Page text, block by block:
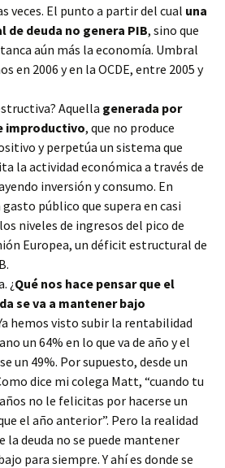
veces. El punto a partir del cual una
de deuda no genera PIB, sino que
aún más la economía. Umbral
en 2006 y en la OCDE, entre 2005 y
Aquella generada por
improductivo, que no produce
y perpetúa un sistema que
la actividad económica a través de
inversión y consumo. En
público que supera en casi
niveles de ingresos del pico de
Europea, un déficit estructural de
¿Qué nos hace pensar que el
se va a mantener bajo
hemos visto subir la rentabilidad
un 64% en lo que va de año y el
un 49%. Por supuesto, desde un
dice mi colega Matt, “cuando tu
no le felicitas por hacerse un
el año anterior”. Pero la realidad
la deuda no se puede mantener
para siempre. Y ahí es donde se